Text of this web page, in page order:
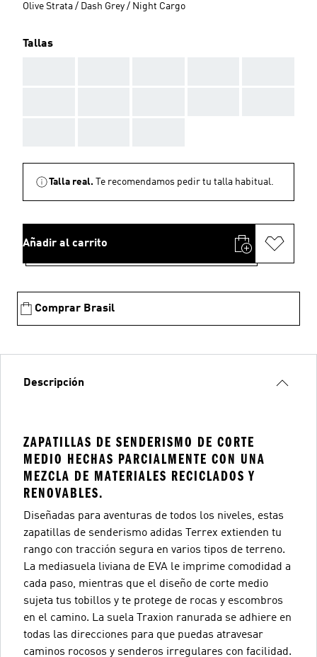
Olive Strata / Dash Grey / Night Cargo
Tallas
Talla real. Te recomendamos pedir tu talla habitual.
Añadir al carrito
Comprar Brasil
Descripción
ZAPATILLAS DE SENDERISMO DE CORTE
MEDIO HECHAS PARCIALMENTE CON UNA
MEZCLA DE MATERIALES RECICLADOS Y
RENOVABLES.
Diseñadas para aventuras de todos los niveles, estas
zapatillas de senderismo adidas Terrex extienden tu
rango con tracción segura en varios tipos de terreno.
La mediasuela liviana de EVA le imprime comodidad a
cada paso, mientras que el diseño de corte medio
sujeta tus tobillos y te protege de rocas y escombros
en el camino. La suela Traxion ranurada se adhiere en
todas las direcciones para que puedas atravesar
caminos rocosos y senderos irregulares con facilidad.